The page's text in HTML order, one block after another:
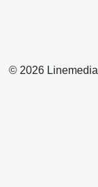
© 2026 Linemedia